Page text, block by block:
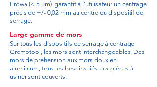
Erowa (< 5 µm), garantit à l'utilisateur un centrage
précis de +/- 0,02 mm au centre du dispositif de
serrage.
Large gamme de mors
Sur tous les dispositifs de serrage à centrage
Gremotool, les mors sont interchangeables. Des
mors de préhension aux mors doux en
aluminium, tous les besoins liés aux pièces à
usiner sont couverts.